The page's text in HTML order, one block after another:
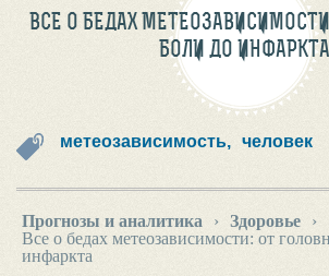
ВСЕ О БЕДАХ
БОЛИ ДО ИНФАРКТА
метеозависимость, человек
Прогнозы и аналитика › Здоровье
›
Все о бедах метеозависимости: от
инфаркта